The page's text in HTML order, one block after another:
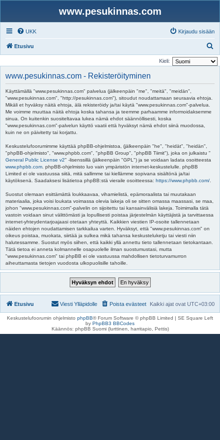
www.pesukinnas.com
UKK Kirjaudu sisään
Etusivu
t
Kieli:
www.pesukinnas.com - Rekisteröityminen
Käyttämällä "www.pesukinnas.com" palvelua (jälkeenpäin "me", "meitä", "meidän",
"www.pesukinnas.com", "http://pesukinnas.com"), sitoudut noudattamaan seuraavia ehtoja.
Mikäli et hyväksy näitä ehtoja, älä rekisteröidy ja/tai käytä "www.pesukinnas.com"-palvelua.
Me voimme muuttaa näitä ehtoja koska tahansa ja teemme parhaamme informoidaksemme
sinua. On kuitenkin suositeltavaa lukea nämä ehdot säännöllisesti, koska
"www.pesukinnas.com"-palvelun käyttö vaatii että hyväksyt nämä ehdot siinä muodossa,
kuin ne on päivitetty tai korjattu.
Keskustelufoorumimme käyttää phpBB-ohjelmistoa, (jälkeenpäin "he", "heidät", "heidän",
"phpBB-ohjelmisto", "www.phpbb.com", "phpBB Group", "phpBB Tiimit"), joka on julkaistu "
General Public License v2" -lisenssillä (jälkeenpäin "GPL") ja se voidaan ladata osoitteesta
www.phpbb.com . phpBB-ohjelmisto luo vain ympäristön internet-keskustelulle. phpBB
Limited ei ole vastuussa siitä, mitä sallimme tai kiellämme sopivana sisältönä ja/tai
käytöksenä. Saadaksesi lisätietoa phpBB:stä vieraile osoitteessa: https://www.phpbb.com/
Suostut olemaan esittämättä loukkaavaa, vihamielistä, epämoraalista tai muutakaan
materiaalia, joka voisi loukata voimassa olevia lakeja oli se sitten omassa maassasi, se maa,
johon "www.pesukinnas.com"-palvelin on sijoitettu tai kansainvälisiä lakeja. Toimimalla tätä
vastoin voidaan sinut välittömästi ja lopullisesti poistaa järjestelmän käyttäjistä ja tarvittaessa
internet-yhteydentarjoajaasi otetaan yhteyttä. Kaikkien viestien IP-osoite tallennetaan
näiden ehtojen noudattamisen tarkkailua varten. Hyväksyt, että "www.pesukinnas.com" on
oikeus poistaa, muokata, siirtää ja sulkea mikä tahansa keskusteluketju tai viesti niin
halutessamme. Suostut myös siihen, että kaikki yllä annettu tieto tallennetaan tietokantaan.
Tätä tietoa ei anneta kolmannelle osapuolelle ilman suostumustasi, mutta
"www.pesukinnas.com" tai phpBB ei ole vastuussa mahdollisen tietoturvamurron
aiheuttamasta tietojen vuodosta ulkopuolisille tahoille.
Etusivu Kaikki ajat ovat UTC+03:00
Poista evästeet
Viesti Ylläpidolle
Keskustelufoorumin ohjelmisto phpBB® Forum Software © phpBB Limited | SE Square Left
by PhpBB3 BBCodes
Käännös: phpBB Suomi (lurttinen, harritapio, Pettis)